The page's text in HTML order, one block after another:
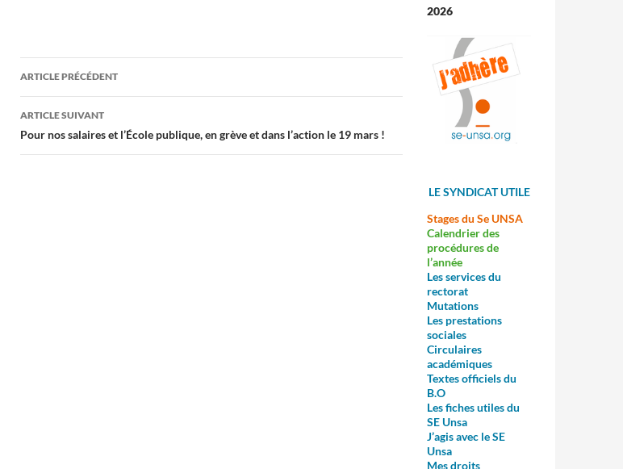
Navigation
des
articles
ARTICLE PRÉCÉDENT
ARTICLE SUIVANT
Pour nos salaires et l’École publique, en grève et dans l’action le 19 mars !
2026
LE SYNDICAT UTILE
Stages du Se UNSA
Calendrier des
procédures de
l’année
Les services du
rectorat
Mutations
Les prestations
sociales
Circulaires
académiques
Textes officiels du
B.O
Les fiches utiles du
SE Unsa
J’agis avec le SE
Unsa
Mes droits